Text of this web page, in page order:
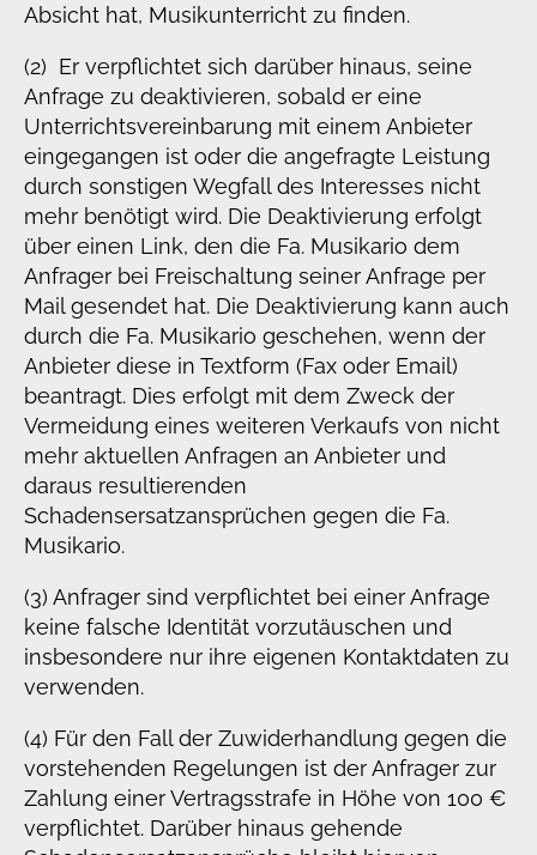
Absicht hat, Musikunterricht zu finden.
(2) Er verpflichtet sich darüber hinaus, seine
Anfrage zu deaktivieren, sobald er eine
Unterrichtsvereinbarung mit einem Anbieter
eingegangen ist oder die angefragte Leistung
durch sonstigen Wegfall des Interesses nicht
mehr benötigt wird. Die Deaktivierung erfolgt
über einen Link, den die Fa. Musikario dem
Anfrager bei Freischaltung seiner Anfrage per
Mail gesendet hat. Die Deaktivierung kann auch
durch die Fa. Musikario geschehen, wenn der
Anbieter diese in Textform (Fax oder Email)
beantragt. Dies erfolgt mit dem Zweck der
Vermeidung eines weiteren Verkaufs von nicht
mehr aktuellen Anfragen an Anbieter und
daraus resultierenden
Schadensersatzansprüchen gegen die Fa.
Musikario.
(3) Anfrager sind verpflichtet bei einer Anfrage
keine falsche Identität vorzutäuschen und
insbesondere nur ihre eigenen Kontaktdaten zu
verwenden.
(4) Für den Fall der Zuwiderhandlung gegen die
vorstehenden Regelungen ist der Anfrager zur
Zahlung einer Vertragsstrafe in Höhe von 100 €
verpflichtet. Darüber hinaus gehende